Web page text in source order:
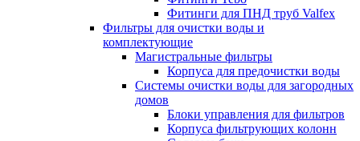
Фитинги для ПНД труб Valfex
Фильтры для очистки воды и
комплектующие
Магистральные фильтры
Корпуса для предочистки воды
Системы очистки воды для загородных
домов
Блоки управления для фильтров
Корпуса фильтрующих колонн